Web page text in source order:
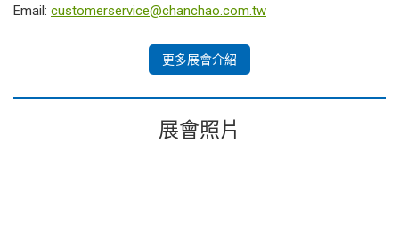
Email: customerservice@chanchao.com.tw
更多展會介紹
展會照片